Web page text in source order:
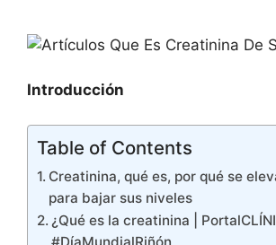
Introducción
Table of Contents
Creatinina, qué es, por qué se
para bajar sus niveles
¿Qué es la creatinina |
#DíaMundialRiñón